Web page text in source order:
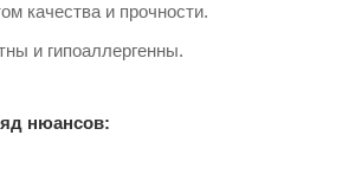
качества и прочности.
и гипоаллергенны.
нюансов: